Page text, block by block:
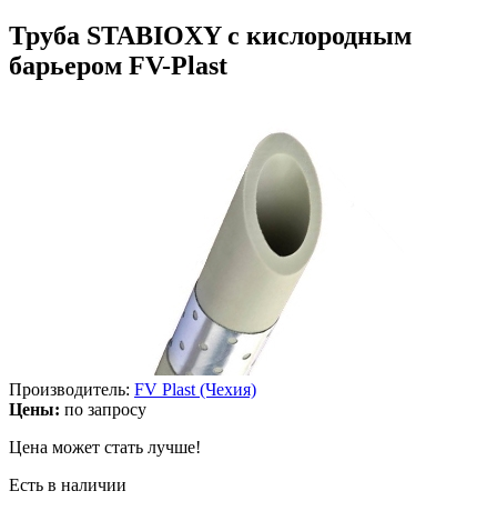
Труба STABIOXY с кислородным
барьером FV-Plast
Производитель: FV Plast (Чехия)
Цены: по запросу
Цена может стать лучше!
Есть в наличии